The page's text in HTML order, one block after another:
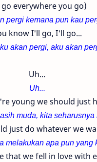
everywhere you go)
pergi kemana pun kau
know I'll go, I'll go...
akan pergi, aku akan
Uh...
Uh...
young we should just
muda, kita
just do whatever we
melakukan apa pun yang
that we fell in love with